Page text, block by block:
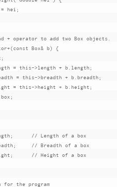
= hei ;
+ operator to add two Box objects.
+(const Box& b)
{
;
= this->length + b length ;
= this->breadth + b breadth ;
= this->height + b height ;
box ;
;
// Length of a box
;
// Breadth of a box
;
// Height of a box
for the program